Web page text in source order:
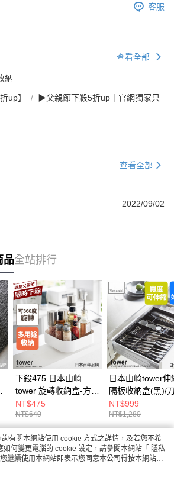
客服
查看全部
納
up】
▶父親節下殺5折up｜官網獨家只
查看全部
2022/09/02
品全站排行
下殺475 日本山崎
tower 旋轉收納盒-方形
(白)/廚房收納盒/調味
料架/廚房收納
NT$475
NT$640
日本山崎tower伸
隔板收納盒(黑)/
納盤/可伸縮餐具
盒/廚具收納
NT$999
NT$1,280
有關本網站使用 cookie 方式之詳情，及若您不希
何變更電腦的 cookie 設定，請參閱本網站「 隱私
繼續使用本網站即表示您同意本公司得按本網站使
。